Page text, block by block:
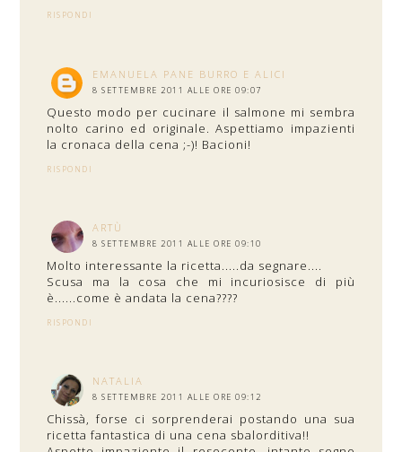
RISPONDI
EMANUELA PANE BURRO E ALICI
8 SETTEMBRE 2011 ALLE ORE 09:07
Questo modo per cucinare il salmone mi sembra
nolto carino ed originale. Aspettiamo impazienti
la cronaca della cena ;-)! Bacioni!
RISPONDI
ARTÙ
8 SETTEMBRE 2011 ALLE ORE 09:10
Molto interessante la ricetta.....da segnare....
Scusa ma la cosa che mi incuriosisce di più
è......come è andata la cena????
RISPONDI
NATALIA
8 SETTEMBRE 2011 ALLE ORE 09:12
Chissà, forse ci sorprenderai postando una sua
ricetta fantastica di una cena sbalorditiva!!